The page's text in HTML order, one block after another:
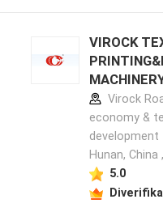
VIROCK
pabrikan
Virock
economy &
development
Hunan, China
5.0